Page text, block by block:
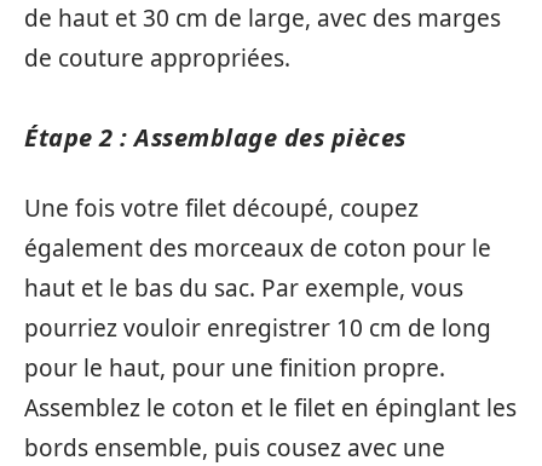
de haut et 30 cm de large, avec des marges
de couture appropriées.
Étape 2 : Assemblage des pièces
Une fois votre filet découpé, coupez
également des morceaux de coton pour le
haut et le bas du sac. Par exemple, vous
pourriez vouloir enregistrer 10 cm de long
pour le haut, pour une finition propre.
Assemblez le coton et le filet en épinglant les
bords ensemble, puis cousez avec une